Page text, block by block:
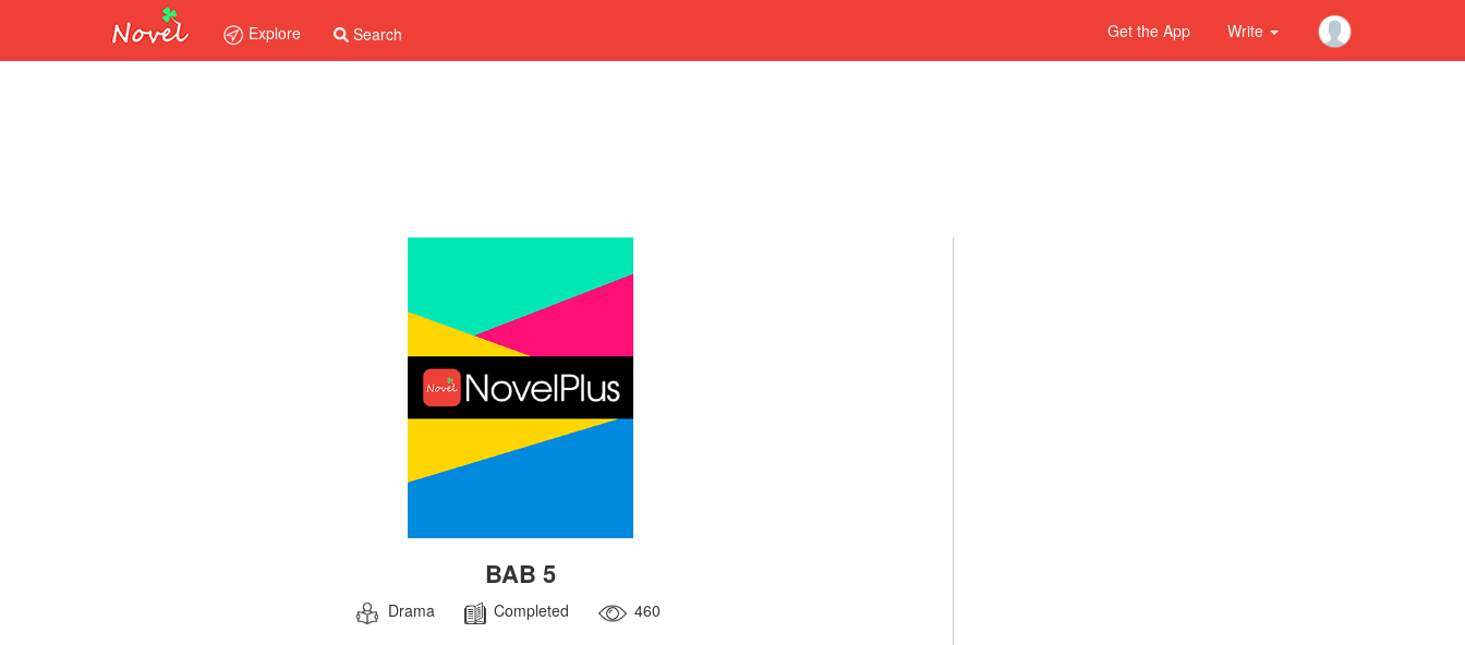
Explore Search Get the App Write
BAB 5
Drama Completed 460